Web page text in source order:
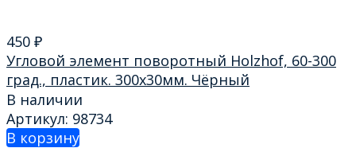
450 ₽
Угловой элемент поворотный Holzhof, 60-300
град., пластик. 300х30мм. Чёрный
В наличии
Артикул: 98734
В корзину